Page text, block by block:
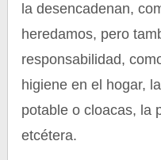
la desencadenan,
heredamos, pero
responsabilidad,
higiene en el hogar,
potable o cloacas, la
etcétera.